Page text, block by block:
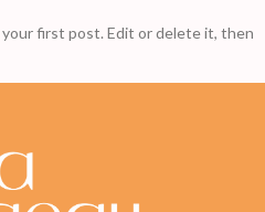
first post. Edit or delete it, then